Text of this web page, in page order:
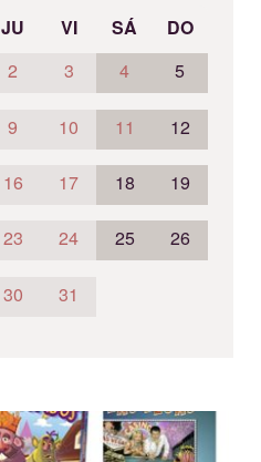
JU VI SÁ
DO
2 3 4 5
9 10 11 12
16 17 18 19
23 24 25 26
30 31